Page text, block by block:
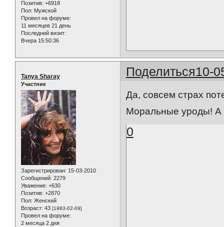
Позитив: +6918
Пол: Мужской
Провел на форуме:
11 месяцев 21 день
Последний визит:
Вчера 15:50:36
Поделиться10-
Tanya Sharay
Участник
Зарегистрирован: 15-03-2010
Сообщений: 2279
Уважение: +630
Позитив: +2870
Пол: Женский
Возраст: 43 [1983-02-09]
Провел на форуме:
2 месяца 2 дня
Да, совсем страх
Моральные уроды! А
0